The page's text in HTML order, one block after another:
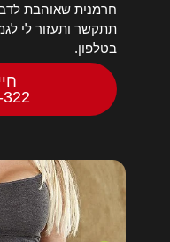
חרמנית שאוהבת
תתקשר ותעזור לי
בטלפון.